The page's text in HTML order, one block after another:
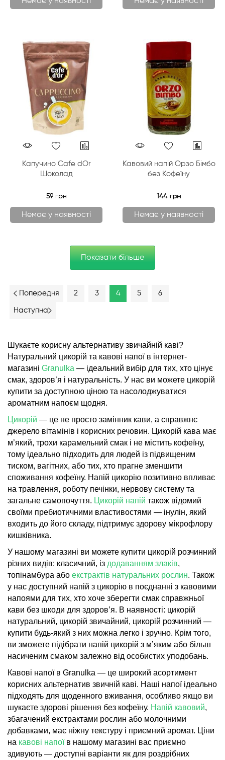
Капучино Cafe dOr
Шоколад
59 грн
Немає у наявності
Кавовий напій Орзо Бімбо
без Кофеїну
144 грн
Немає у наявності
Показати більше
Попередня 2 3 4 5 6
Наступна
Шукаєте корисну альтернативу звичайній каві?
Натуральний цикорій та кавові напої в інтернет-
магазині Granulka — ідеальний вибір для тих, хто цінує
смак, здоров’я і натуральність. У нас ви можете цикорій
купити за доступною ціною та насолоджуватися
ароматним напоєм щодня.
Цикорій — це не просто замінник кави, а справжнє
джерело вітамінів і корисних речовин. Цикорій кава має
м’який, трохи карамельний смак і не містить кофеїну,
тому ідеально підходить для людей із підвищеним
тиском, вагітних, або тих, хто прагне зменшити
споживання кофеїну. Напій цикорію позитивно впливає
на травлення, роботу печінки, нервову систему та
загальне самопочуття. Цикорій напій також відомий
своїми пребиотичними властивостями — інулін, який
входить до його складу, підтримує здорову мікрофлору
кишківника.
У нашому магазині ви можете купити цикорій розчинний
різних видів: класичний, із додаванням злаків,
топінамбура або екстрактів натуральних рослин. Також
у нас доступний напій з цикорію в поєднанні з кавовими
напоями для тих, хто хоче зберегти смак справжньої
кави без шкоди для здоров’я. В наявності: цикорій
натуральний, цикорій звичайний, цикорій розчинний —
купити будь-який з них можна легко і зручно. Крім того,
ви зможете підібрати напій цикорій з м’яким або більш
насиченим смаком залежно від особистих уподобань.
Кавові напої в Granulka — це широкий асортимент
корисних альтернатив звичній каві. Наші напої ідеально
підходять для щоденного вживання, особливо якщо ви
шукаєте здорові рішення без кофеїну. Напій кавовий,
збагачений екстрактами рослин або молочними
добавками, має ніжну текстуру і приємний аромат. Ціни
на кавові напої в нашому магазині вас приємно
здивують — доступні варіанти як для роздрібних